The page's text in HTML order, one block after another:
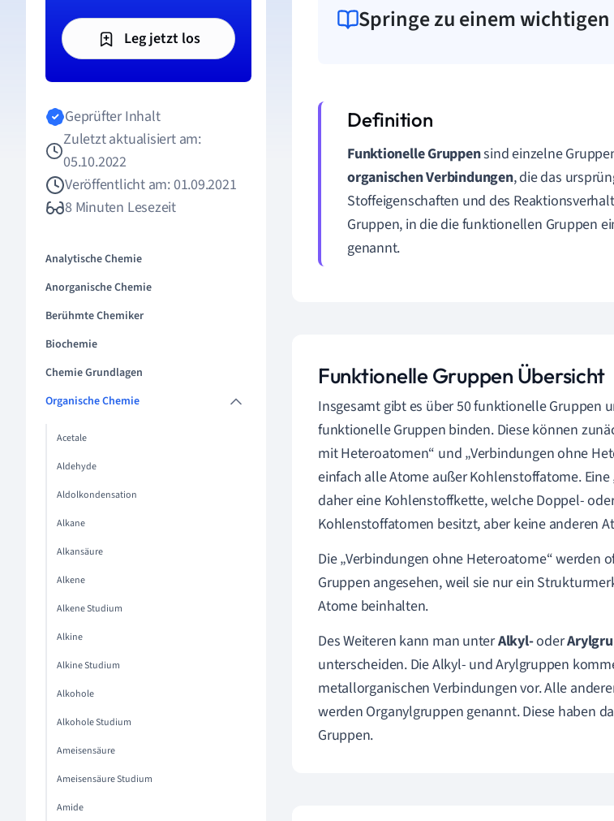
Leg jetzt los
Geprüfter Inhalt
Zuletzt aktualisiert am:
05.10.2022
Veröffentlicht am: 01.09.2021
8 Minuten Lesezeit
Analytische Chemie
Anorganische Chemie
Berühmte Chemiker
Biochemie
Chemie Grundlagen
Organische Chemie
Acetale
Aldehyde
Aldolkondensation
Alkane
Alkansäure
Alkene
Alkene Studium
Alkine
Alkine Studium
Alkohole
Alkohole Studium
Ameisensäure
Ameisensäure Studium
Amide
Springe zu einem
Funktionelle Gruppensind einzelne
organischen Verbindungen, die das
Stoffeigenschaften und des
Gruppen, in die die funktionellen Gruppen
genannt.
Funktionelle Gruppen Übersicht
Insgesamt gibt es über 50 funktionelle Gruppen
funktionelle Gruppen binden. Diese können
mit Heteroatomen“ und „Verbindungen ohne
einfach alle Atome außer Kohlenstoffatome.
daher eine Kohlenstoffkette, welcheDoppel-
Kohlenstoffatomen besitzt, aber keine anderen
Die „Verbindungen ohne Heteroatome“ werden
Gruppen angesehen, weil sie nur ein
Atome beinhalten.
Des Weiteren kann man unterAlkyl-oder
unterscheiden. Die Alkyl- und Arylgruppen
metallorganischen Verbindungen vor. Alle
werden Organylgruppen genannt. Diese haben
Gruppen.